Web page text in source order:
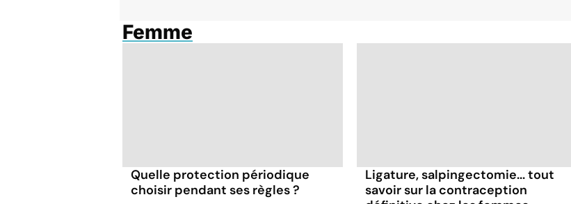
Femme
Quelle protection périodique
choisir pendant ses règles ?
Ligature, salpingectomie... tout
savoir sur la contraception